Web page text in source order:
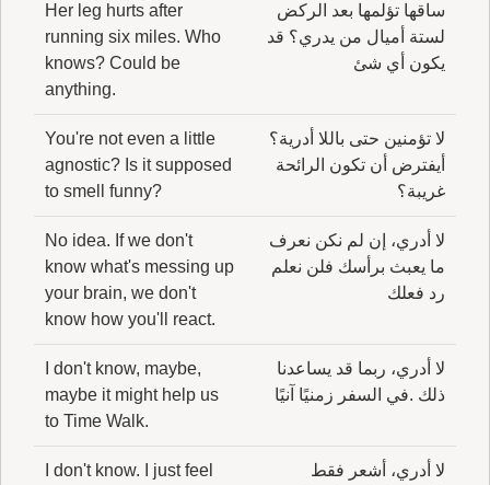
ساقها تؤلمها بعد الركض
لستة أميال من يدري؟ قد
يكون أي شئ
Her leg hurts after
running six miles. Who
knows? Could be
anything.
لا تؤمنين حتى باللا أدرية؟
أيفترض أن تكون الرائحة
غريبة؟
You're not even a little
agnostic? Is it supposed
to smell funny?
لا أدري، إن لم نكن نعرف
ما يعبث برأسك فلن نعلم
رد فعلك
No idea. If we don't
know what's messing up
your brain, we don't
know how you'll react.
لا أدري، ربما قد يساعدنا
ذلك .في السفر زمنيًا آنيًا
I don't know, maybe,
maybe it might help us
to Time Walk.
لا أدري، أشعر فقط
I don't know. I just feel